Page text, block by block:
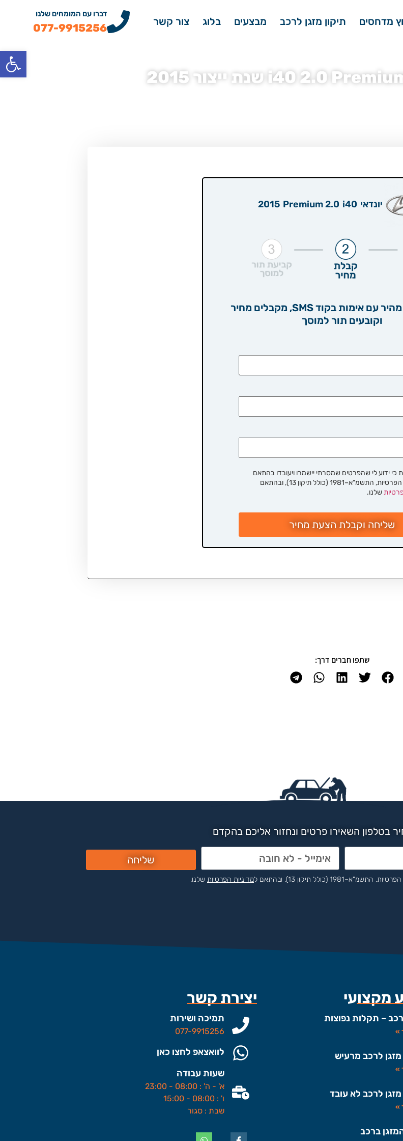
מדחסים תיקון מזגן לרכב מבצעים בלוג צור קשר
דברו עם המומחים שלנו
077-9915256
יונדאי i40
2.0 Premium
2015
מילוי פרטים מהיר עם אימות בקוד SMS, מקבלים מחיר
וקובעים תור למוסך
ידוע לי שהפרטים שמסרתי יישמרו ויעובדו בהתאם
לחוק הגנת הפרטיות, התשמ"א–1981 (כולל תיקון 13), ובהתאם
שלנו.
שליחה וקבלת הצעת מחיר
שתפו חברים דרך:
בטלפון השאירו פרטים ונחזור אליכם בהקדם
תיקון 13), ובהתאם ל מדיניות הפרטיות שלנו.
שליחה
מקצועי
– תקלות נפוצות
»
לרכב מרעיש
»
לרכב לא עובד
»
ברכב
יצירת קשר
תמיכה ושירות
077-9915256
לוואצאפ לחצו כאן
שעות עבודה
א' - ה' : 08:00 - 23:00
ו' : 08:00 - 15:00
שבת : סגור